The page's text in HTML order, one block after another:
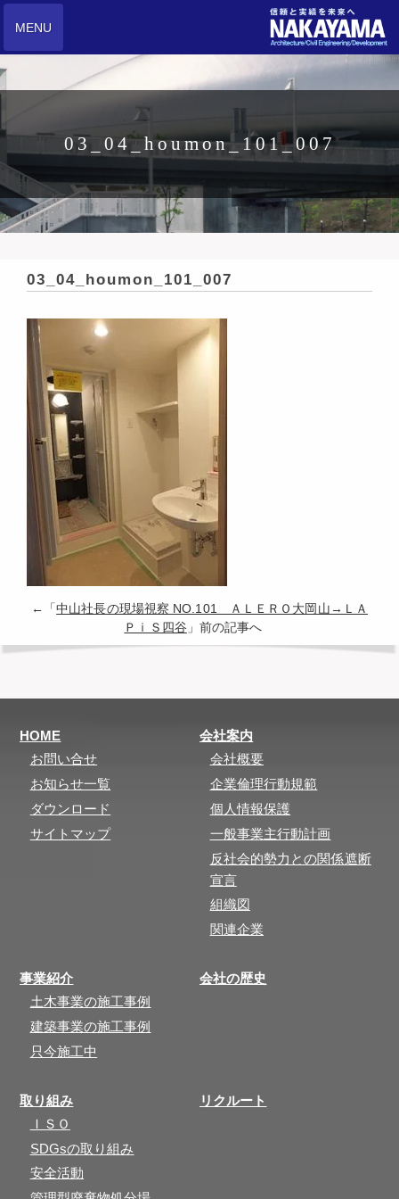
MENU
03_04_houmon_101_007
03_04_houmon_101_007
←「中山社長の現場視察 NO.101 ＡＬＥＲＯ大岡山→ＬＡ
ＰｉＳ四谷 」前の記事へ
HOME
お問い合せ
お知らせ一覧
ダウンロード
サイトマップ
会社案内
会社概要
企業倫理行動規範
個人情報保護
一般事業主行動計画
反社会的勢力との関係遮断
宣言
組織図
関連企業
事業紹介
土木事業の施工事例
建築事業の施工事例
只今施工中
会社の歴史
取り組み
ＩＳＯ
SDGsの取り組み
安全活動
リクルート